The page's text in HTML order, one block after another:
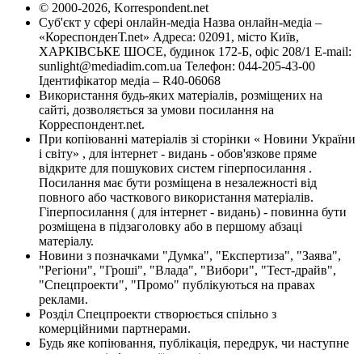
© 2000-2026, Korrespondent.net
Суб'єкт у сфері онлайн-медіа Назва онлайн-медіа –
«КореспонденТ.net» Адреса: 02091, місто Київ,
ХАРКІВСЬКЕ ШОСЕ, будинок 172-Б, офіс 208/1 E-mail:
sunlight@mediadim.com.ua Телефон: 044-205-43-00
Ідентифікатор медіа – R40-06068
Використання будь-яких матеріалів, розміщених на
сайті, дозволяється за умови посилання на
Корреспондент.net.
При копіюванні матеріалів зі сторінки « Новини України
і світу» , для інтернет - видань - обов'язкове пряме
відкрите для пошукових систем гіперпосилання .
Посилання має бути розміщена в незалежності від
повного або часткового використання матеріалів.
Гіперпосилання ( для інтернет - видань) - повинна бути
розміщена в підзаголовку або в першому абзаці
матеріалу.
Новини з позначками "Думка", "Експертиза", "Заява",
"Регіони", "Гроші", "Влада", "Вибори", "Тест-драйв",
"Спецпроекти", "Промо" публікуються на правах
реклами.
Розділ Спецпроекти створюється спільно з
комерційними партнерами.
Будь яке копіювання, публікація, передрук, чи наступне